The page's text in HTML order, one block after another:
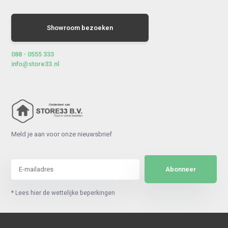
Showroom bezoeken
088 - 0555 333
info@store33.nl
Meld je aan voor onze nieuwsbrief
Abonneer
* Lees hier de wettelijke beperkingen